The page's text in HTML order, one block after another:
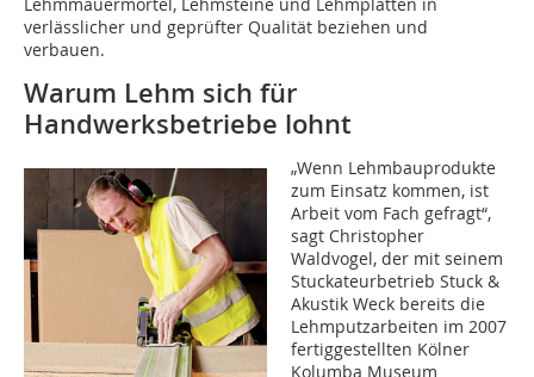
verlässlicher und geprüfter Qualität beziehen und
verbauen.
Warum Lehm sich für
Handwerksbetriebe lohnt
„Wenn Lehmbauprodukte
zum Einsatz kommen, ist
Arbeit vom Fach gefragt“,
sagt Christopher
Waldvogel, der mit seinem
Stuckateurbetrieb Stuck &
Akustik Weck bereits die
Lehmputzarbeiten im 2007
fertiggestellten Kölner
Kolumba Museum